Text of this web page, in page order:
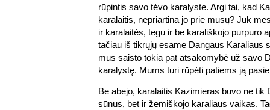
rūpintis savo tėvo karalyste. Argi tai, kad
karalaitis, nepriartina jo prie mūsų? Juk
ir karalaitės, tegu ir be karališkojo purpuro
tačiau iš tikrųjų esame Dangaus Karaliaus
mus saisto tokia pat atsakomybė už savo
karalystę. Mums turi rūpėti patiems ją
Be abejo, karalaitis Kazimieras buvo ne tik
sūnus, bet ir žemiškojo karaliaus vaikas.